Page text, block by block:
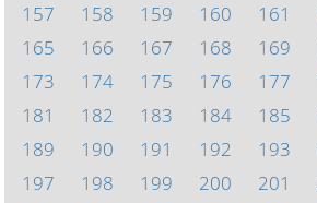
157
158 159 160 161
165
166 167 168 169
173
174 175 176 177
181
182 183 184 185
189
190 191 192 193
197
198 199 200 201